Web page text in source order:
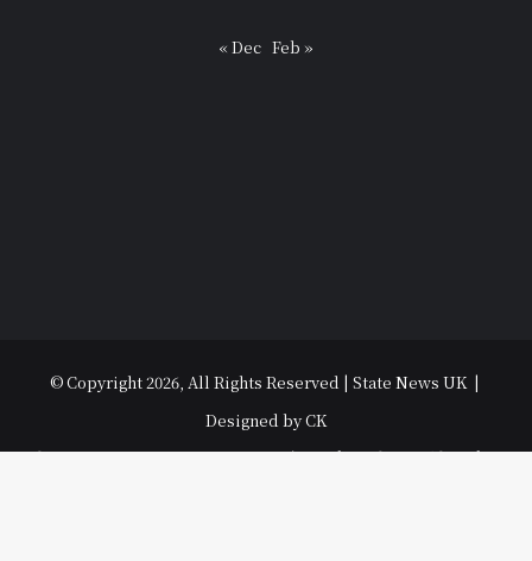
« Dec Feb »
© Copyright 2026, All Rights Reserved | State News UK |
Designed by CK
विधानसभा चुनाव 2022
उत्तराखंड उत्तर प्रदेश धर्म-संस्कृति राजनीति
पर्यटन